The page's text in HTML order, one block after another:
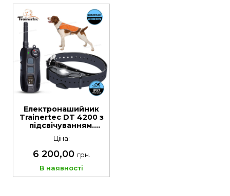
Електронашийник
Trainertec DT 4200 з
підсвічуванням.
Радіус дії до 2000 м
Ціна:
6 200,00 грн.
В наявності